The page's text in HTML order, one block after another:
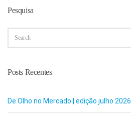
Pesquisa
Posts Recentes
De Olho no Mercado | edição julho 2026